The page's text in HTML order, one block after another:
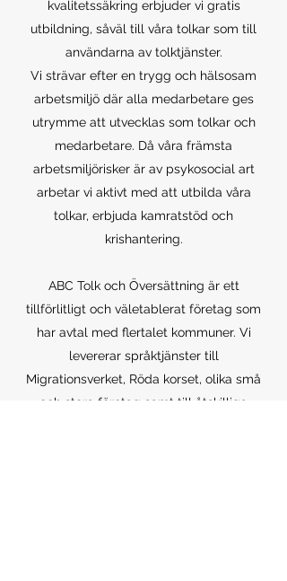
kvalitetssäkring erbjuder vi gratis
utbildning, såväl till våra tolkar som till
användarna av tolktjänster.
Vi strävar efter en trygg och hälsosam
arbetsmiljö där alla medarbetare ges
utrymme att utvecklas som tolkar och
medarbetare. Då våra främsta
arbetsmiljörisker är av psykosocial art
arbetar vi aktivt med att utbilda våra
tolkar, erbjuda kamratstöd och
krishantering.
ABC Tolk och Översättning är ett
tillförlitligt och väletablerat företag som
har avtal med flertalet kommuner. Vi
levererar språktjänster till
Migrationsverket, Röda korset, olika små
och stora företag samt till åtskilliga